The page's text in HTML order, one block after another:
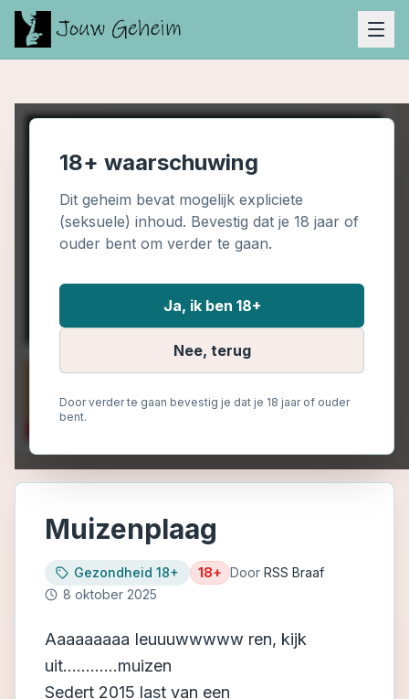
18+ waarschuwing
Dit geheim bevat mogelijk expliciete
(seksuele) inhoud. Bevestig dat je 18 jaar of
ouder bent om verder te gaan.
Ja, ik ben 18+
Nee, terug
Door verder te gaan bevestig je dat je 18 jaar of ouder
bent.
Muizenplaag
Gezondheid 18+ 18+ Door RSS Braaf
8 oktober 2025
Aaaaaaaaa Ieuuuwwwww ren, kijk
uit............muizen
Sedert 2015 last van een